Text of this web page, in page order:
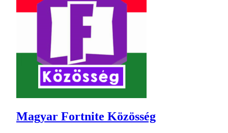
Magyar Fortnite Közösség